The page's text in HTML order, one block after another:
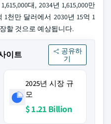
대, 2034년 1,615,000만
1천만 달러에서 2030년 15억 1
할 것으로 예상됩니다.
이트
공유하
기
2025년 시장 규
모
$ 1.21 Billion